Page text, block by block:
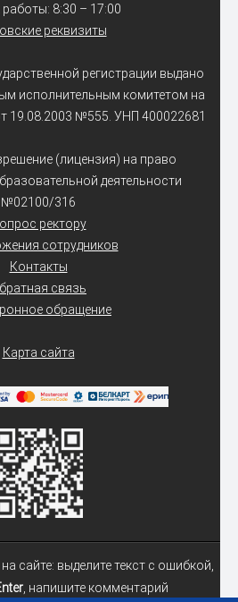
8:30 – 17:00
реквизиты
регистрации выдано
исполнительным комитетом на
19.08.2003 №555. УНП 400022681
(лицензия) на право
деятельности
№02100/316
ректору
сотрудников
Контакты
связь
обращение
Карта сайта
сайте: выделите текст с ошибкой,
, напишите комментарий